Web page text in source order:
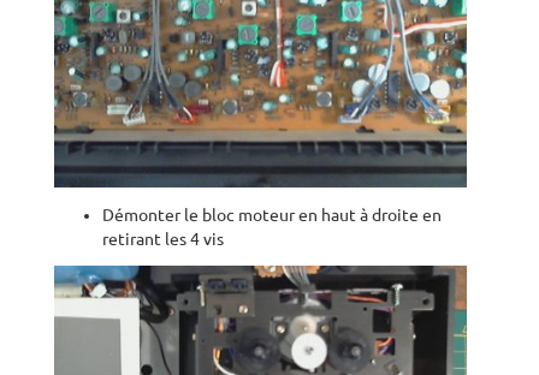
Démonter le bloc moteur en haut à droite en
retirant les 4 vis